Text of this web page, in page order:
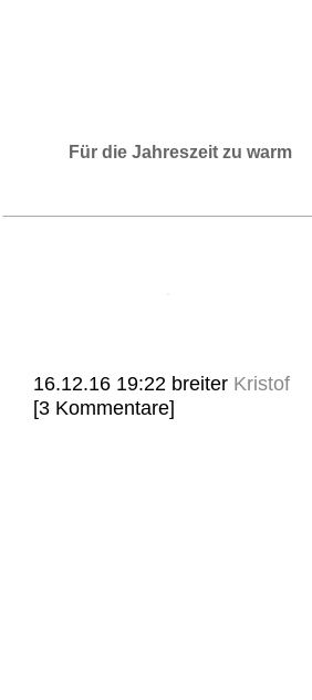
Für die Jahreszeit zu warm
16.12.16 19:22 breiter Kristof
[3 Kommentare]